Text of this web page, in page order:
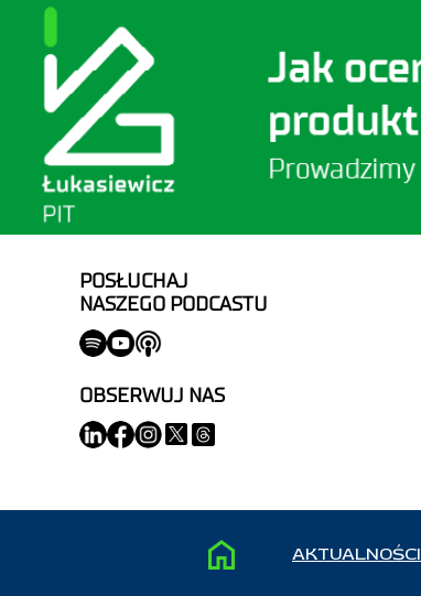
POSŁUCHAJ
NASZEGO PODCASTU
OBSERWUJ NAS
AKTUALNOŚCI